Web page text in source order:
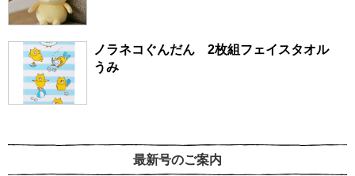
ノラネコぐんだん 2枚組フェイスタオル
うみ
最新号のご案内